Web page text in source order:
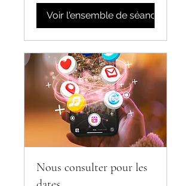
Voir l'ensemble de séances
Nous consulter pour les